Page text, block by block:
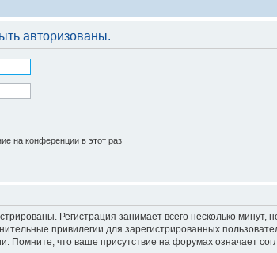
авторизованы.
на конференции в этот раз
Регистрация занимает всего несколько
привилегии для зарегистрированных
Помните, что ваше присутствие на форумах означает